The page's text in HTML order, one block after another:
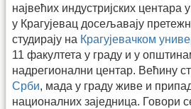
највећих индустријских
у Крагујевац досељавају
студирају на Крагујевачком
11 факултета у граду и у
надрегионални центар. Већину
Срби, мада у граду живе и
националних заједница. Говори